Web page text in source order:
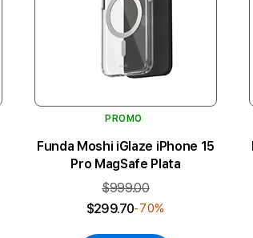
PROMO
Funda Moshi iGlaze iPhone 15
Pro MagSafe Plata
$999.00
$299.70-70%